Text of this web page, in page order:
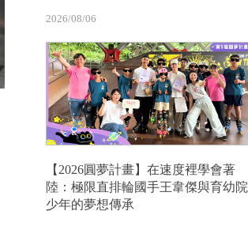
2026/08/06
【2026圓夢計畫】在速度裡學會著
陸：極限直排輪國手王韋傑與育幼院
少年的夢想傳承